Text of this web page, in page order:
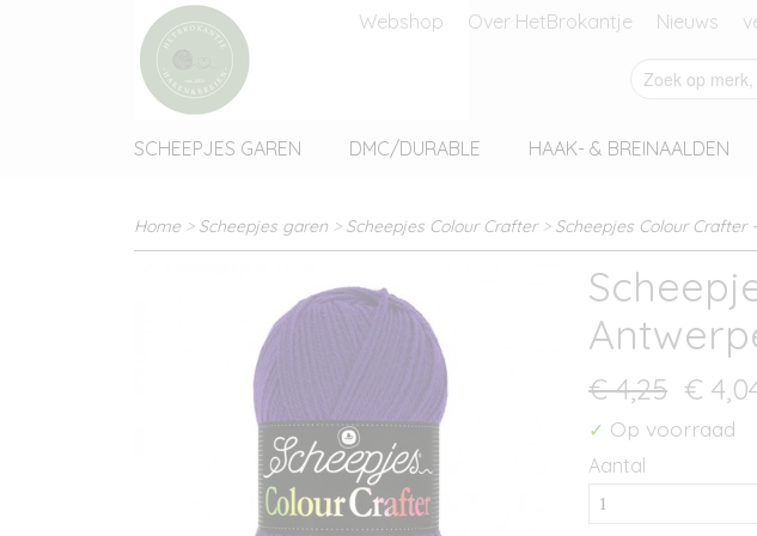
Webshop Over HetBrokantje Nieuws
SCHEEPJES GAREN DMC/DURABLE HAAK- & BREINAALDEN
Home > Scheepjes garen > Scheepjes Colour Crafter> Scheepjes Colour Crafter
€ 4,25 €
✓ Op voorraad
Aantal